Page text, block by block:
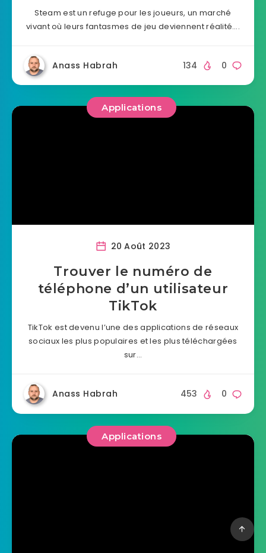
Steam est un refuge pour les joueurs, un marché
vivant où leurs fantasmes de jeu deviennent réalité….
Anass Habrah 0
134
Applications
20 Août 2023
Trouver le numéro de
téléphone d’un utilisateur
TikTok
TikTok est devenu l’une des applications de réseaux
sociaux les plus populaires et les plus téléchargées
sur…
Anass Habrah 0
453
Applications